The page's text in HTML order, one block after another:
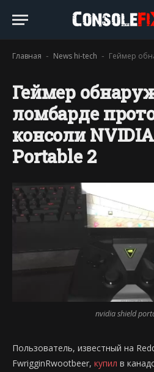
Главная - News hi-tech - Геймер обнаружил в
Геймер
ломбарде
консоли
Portable 2
nvidia shield
Пользователь, известный на
FwrigginRwootbeer, купил в